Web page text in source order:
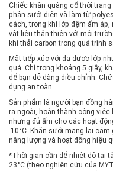
Chiếc khăn quàng cổ thời trang
phận sưởi điện và làm từ
cách, trong khi lớp đệm ấm
vật liệu thân thiện với môi
khí thải carbon trong quá trình
Mặt tiếp xúc với da được lớp
quả. Chỉ trong khoảng 5 giây,
để bạn dễ dàng điều chỉnh.
dụng an toàn.
Sản phẩm là người bạn đồng
ra ngoài, hoàn thành công
nhưng đủ ấm cho các hoạt
-10°C. Khăn sưởi mang lại
năng lượng và hoạt động hiệu
*Thời gian cần để nhiệt độ tại
23°C (theo nghiên cứu của